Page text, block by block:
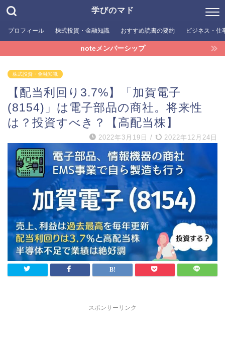
学びのマド
プロフィール 株式投資・金融知識 おすすめ読書の要約 ビジネス・仕
noteメンバーシップ
株式投資・金融知識
【配当利回り3.7%】「加賀電子
(8154)」は電子部品の商社。将来性
は？投資すべき？【高配当株】
2022年3月19日 / 2022年12月24日
スポンサーリンク